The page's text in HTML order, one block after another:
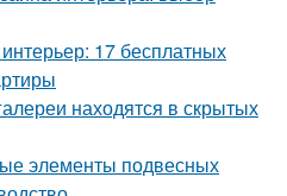
17 бесплатных
находятся в скрытых
элементы подвесных